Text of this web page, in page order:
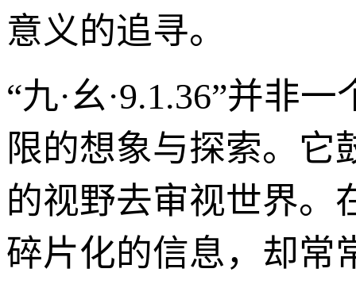
意义的追寻。
“九·幺·9.1.36”并非
限的想象与探索。它
的视野去审视世界。
碎片化的信息，却常